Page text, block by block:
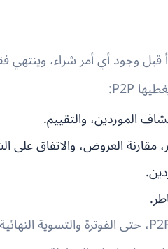
وجود أي أمر شراء، وينتهي
الموردين، والتقييم.
العروض، والاتفاق على